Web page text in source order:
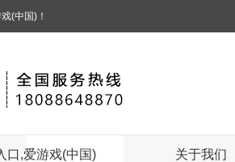
(中国)！
,爱游戏(中国) 关于我们